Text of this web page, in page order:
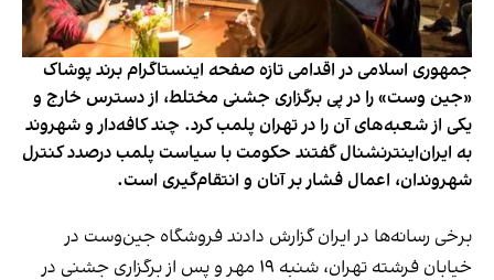
جمهوری اسلامی در اقدامی تازه صفحه اینستاگرام برند پوشاک
«جین وست» را در پی برگزاری جشنی مختلط، از دسترس خارج و
یکی از شعبه‌های آن را در تهران پلمب کرد. چند کافه‌‌دار و شهروند
به ایران‌اینترنشنال گفتند حکومت با سیاست پلمب درصدد کنترل
شهروندان، اعمال فشار بر آنان و انتقام‌گیری است.
برخی رسانه‌ها در ایران گزارش دادند فروشگاه جین‌وست در
خیابان فرشته تهران، شنبه ۱۹ مهر و پس از برگزاری جشنی در